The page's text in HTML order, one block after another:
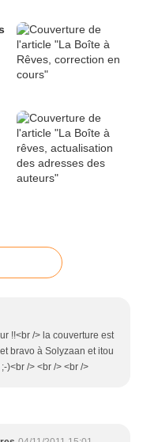
!!<br /> la couverture est
bravo à Solyzaan et itou
)<br /> <br /> <br />